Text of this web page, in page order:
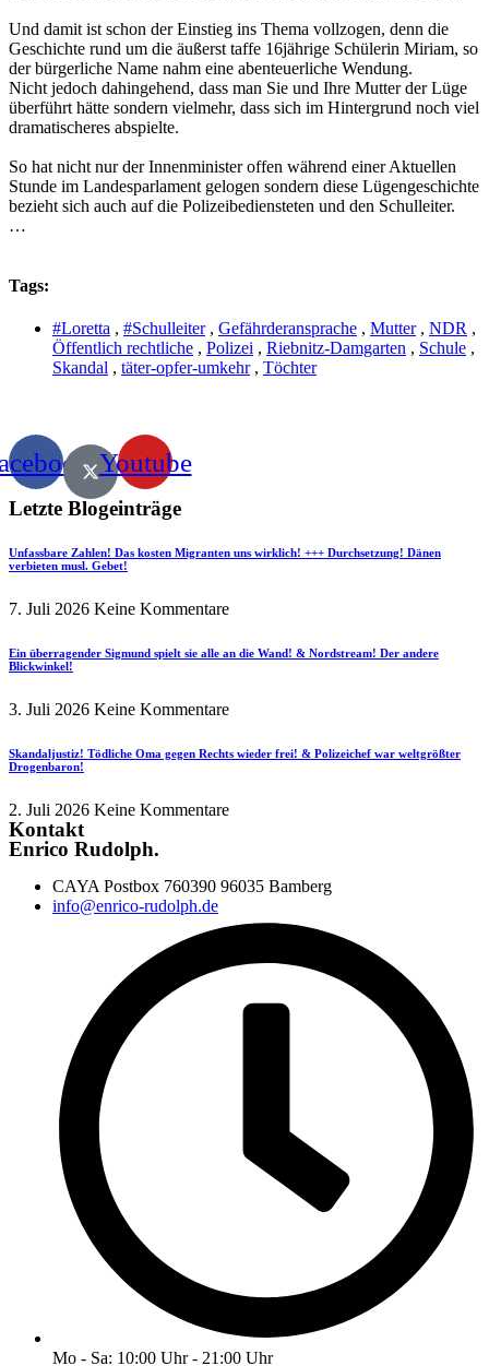
Und damit ist schon der Einstieg ins Thema vollzogen, denn die
Geschichte rund um die äußerst taffe 16jährige Schülerin Miriam, so
der bürgerliche Name nahm eine abenteuerliche Wendung.
Nicht jedoch dahingehend, dass man Sie und Ihre Mutter der Lüge
überführt hätte sondern vielmehr, dass sich im Hintergrund noch viel
dramatischeres abspielte.
So hat nicht nur der Innenminister offen während einer Aktuellen
Stunde im Landesparlament gelogen sondern diese Lügengeschichte
bezieht sich auch auf die Polizeibediensteten und den Schulleiter.
…
Tags:
#Loretta , #Schulleiter, Gefährderansprache , Mutter, NDR ,
Öffentlich rechtliche , Polizei , Riebnitz-Damgarten , Schule ,
Skandal , täter-opfer-umkehr, Töchter
Youtube
Letzte Blogeinträge
Unfassbare Zahlen! Das kosten Migranten uns wirklich! +++ Durchsetzung! Dänen
verbieten musl. Gebet!
7. Juli 2026 Keine Kommentare
Ein überragender Sigmund spielt sie alle an die Wand! & Nordstream! Der andere
Blickwinkel!
3. Juli 2026 Keine Kommentare
Skandaljustiz! Tödliche Oma gegen Rechts wieder frei! & Polizeichef war weltgrößter
Drogenbaron!
2. Juli 2026 Keine Kommentare
Kontakt
Enrico Rudolph.
CAYA Postbox 760390 96035 Bamberg
info@enrico-rudolph.de
Mo - Sa: 10:00 Uhr - 21:00 Uhr